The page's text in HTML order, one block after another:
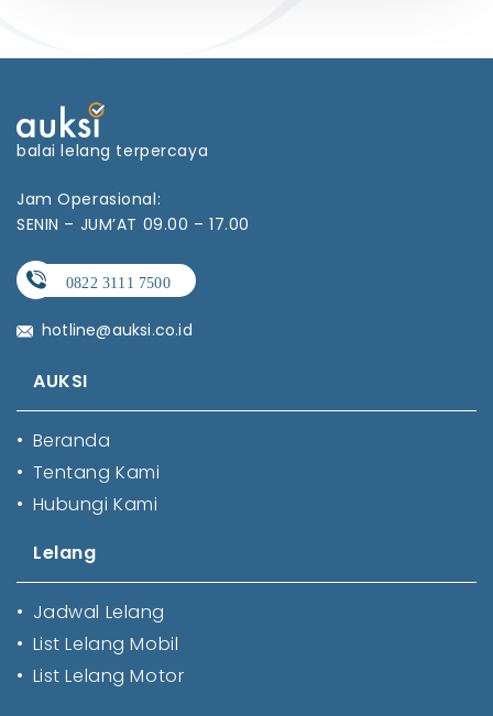
balai lelang terpercaya
Jam Operasional:
SENIN – JUM’AT 09.00 – 17.00
hotline@auksi.co.id
AUKSI
• Beranda
• Tentang Kami
• Hubungi Kami
Lelang
• Jadwal Lelang
• List Lelang Mobil
• List Lelang Motor